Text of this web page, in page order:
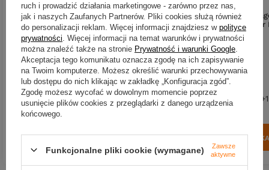
Guma Savage Gear Monster Shad
22cm | Green SMELT
19,26 zł
Kup za: 635.58 pktpunktów
Najniższa cena:
19,26 zł
22,66 zł-15%
DO KOSZYKA
Guma Savage Gear Ned
Tail Slug 10cm | Clear Water
5 szt.
95,30 zł
Kup za: 3144.9pkt
Najniższa cena:37,80 zł
105,89 zł-10%
Ilość produktów
DO
ruch i prowadzić działania marketingowe - zarówno przez nas,
jak i naszych Zaufanych Partnerów. Pliki cookies służą również
do personalizacji reklam. Więcej informacji znajdziesz w polityce
prywatności . Więcej informacji na temat warunków i prywatności
można znaleźć także na stronie Prywatność i warunki Google
Akceptacja tego komunikatu oznacza zgodę na ich zapisywanie
na Twoim komputerze. Możesz określić warunki przechowywania
lub dostępu do nich klikając w zakładkę „Konfiguracja zgód”.
Zgodę możesz wycofać w dowolnym momencie poprzez
usunięcie plików cookies z przeglądarki z danego urządzenia
końcowego.
Funkcjonalne pliki cookie (wymagane)
Zawsze
aktywne